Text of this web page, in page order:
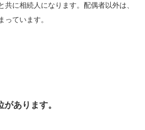
共に相続人になります。配偶者以外は、
っています。
あります。